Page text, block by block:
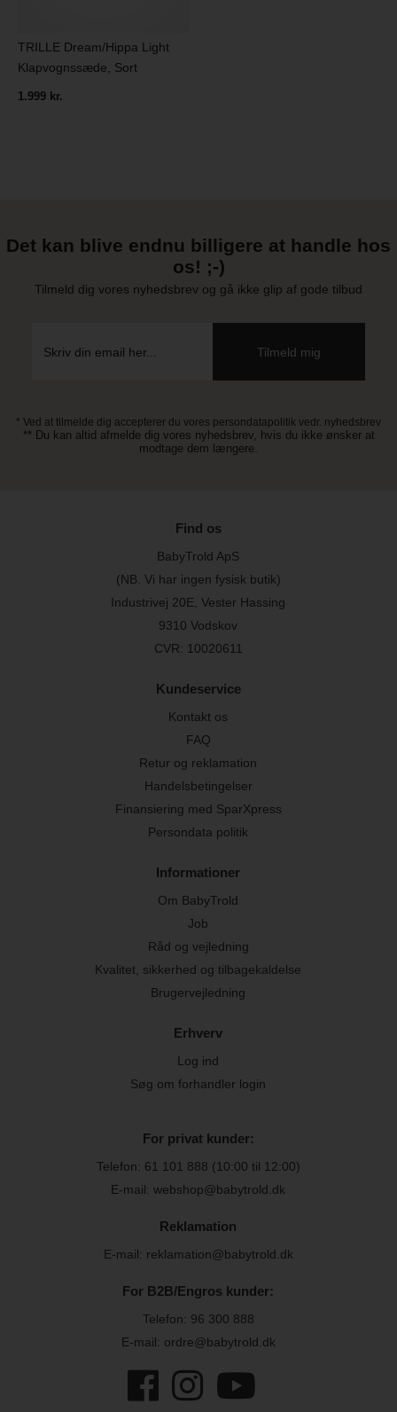
TRILLE Dream/Hippa Light
Klapvognssæde, Sort
1.999 kr.
Det kan blive endnu billigere at handle hos
os! ;-)
Tilmeld dig vores nyhedsbrev og gå ikke glip af gode tilbud
* Ved at tilmelde dig accepterer du vores persondatapolitik vedr. nyhedsbrev
** Du kan altid afmelde dig vores nyhedsbrev, hvis du ikke ønsker at
modtage dem længere.
Find os
BabyTrold ApS
(NB. Vi har ingen fysisk butik)
Industrivej 20E, Vester Hassing
9310 Vodskov
CVR: 10020611
Kundeservice
Kontakt os
FAQ
Retur og reklamation
Handelsbetingelser
Finansiering med SparXpress
Persondata politik
Informationer
Om BabyTrold
Job
Råd og vejledning
Kvalitet, sikkerhed og tilbagekaldelse
Brugervejledning
Erhverv
Log ind
Søg om forhandler login
For privat kunder:
Telefon: 61 101 888 (10:00 til 12:00)
E-mail: webshop@babytrold.dk
Reklamation
E-mail: reklamation@babytrold.dk
For B2B/Engros kunder:
Telefon: 96 300 888
E-mail: ordre@babytrold.dk